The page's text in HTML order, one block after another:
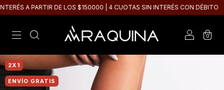
A PARTIR DE LOS $150000 | 4 CUOTAS SIN INTERÉS CON DÉBITO
0
2X1
ENVÍO GRATIS